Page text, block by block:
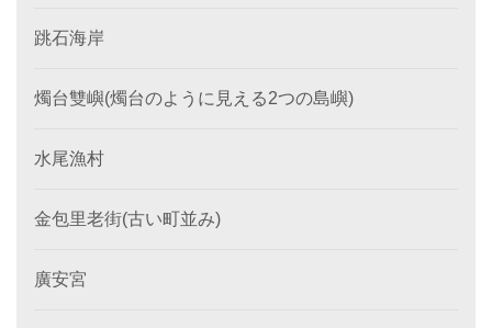
跳石海岸
燭台雙嶼(燭台のように見える2つの島嶼)
水尾漁村
金包里老街(古い町並み)
廣安宮